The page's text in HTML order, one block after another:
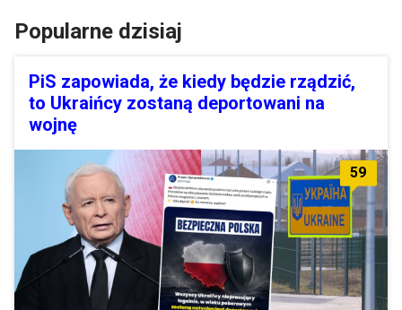
Popularne dzisiaj
PiS zapowiada, że kiedy będzie rządzić,
to Ukraińcy zostaną deportowani na
wojnę
59